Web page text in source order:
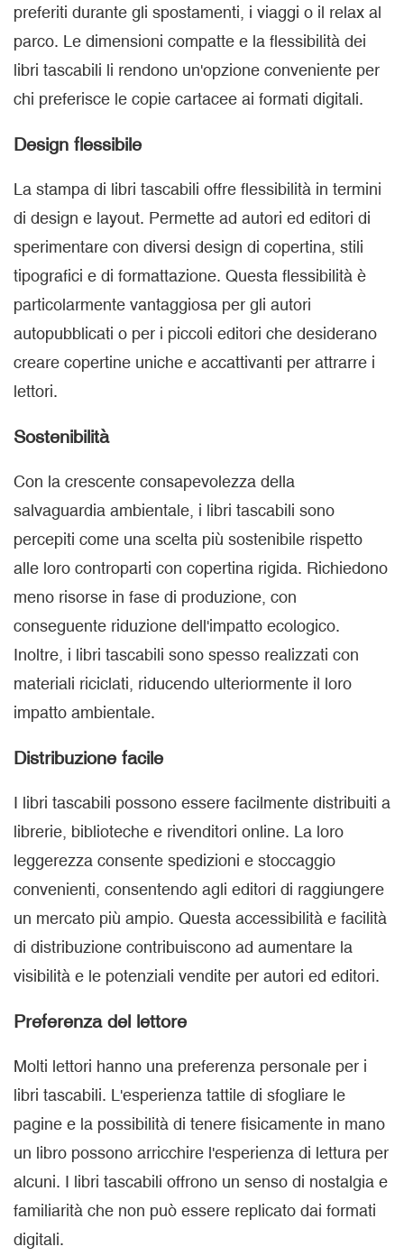
preferiti durante gli spostamenti, i viaggi o il relax al
parco. Le dimensioni compatte e la flessibilità dei
libri tascabili li rendono un'opzione conveniente per
chi preferisce le copie cartacee ai formati digitali.
Design flessibile
La stampa di libri tascabili offre flessibilità in termini
di design e layout. Permette ad autori ed editori di
sperimentare con diversi design di copertina, stili
tipografici e di formattazione. Questa flessibilità è
particolarmente vantaggiosa per gli autori
autopubblicati o per i piccoli editori che desiderano
creare copertine uniche e accattivanti per attrarre i
lettori.
Sostenibilità
Con la crescente consapevolezza della
salvaguardia ambientale, i libri tascabili sono
percepiti come una scelta più sostenibile rispetto
alle loro controparti con copertina rigida. Richiedono
meno risorse in fase di produzione, con
conseguente riduzione dell'impatto ecologico.
Inoltre, i libri tascabili sono spesso realizzati con
materiali riciclati, riducendo ulteriormente il loro
impatto ambientale.
Distribuzione facile
I libri tascabili possono essere facilmente distribuiti a
librerie, biblioteche e rivenditori online. La loro
leggerezza consente spedizioni e stoccaggio
convenienti, consentendo agli editori di raggiungere
un mercato più ampio. Questa accessibilità e facilità
di distribuzione contribuiscono ad aumentare la
visibilità e le potenziali vendite per autori ed editori.
Preferenza del lettore
Molti lettori hanno una preferenza personale per i
libri tascabili. L'esperienza tattile di sfogliare le
pagine e la possibilità di tenere fisicamente in mano
un libro possono arricchire l'esperienza di lettura per
alcuni. I libri tascabili offrono un senso di nostalgia e
familiarità che non può essere replicato dai formati
digitali.